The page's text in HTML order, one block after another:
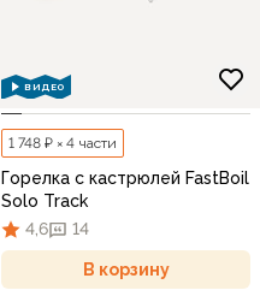
ВИДЕО
1 748 ₽ × 4 части
Горелка с кастрюлей FastBoil
Solo Track
4,6
14
В корзину